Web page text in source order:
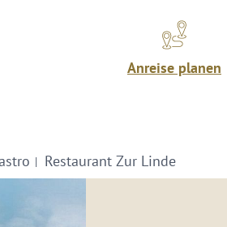
Anreise planen
Restaurant Zur Linde